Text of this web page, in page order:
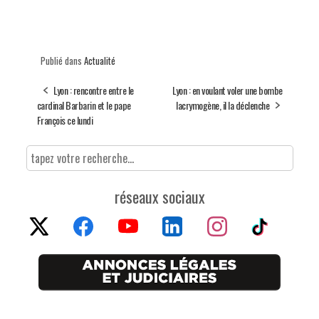
Publié dans Actualité
Lyon : rencontre entre le
cardinal Barbarin et le pape
François ce lundi
Lyon : en voulant voler une bombe
lacrymogène, il la déclenche
réseaux sociaux